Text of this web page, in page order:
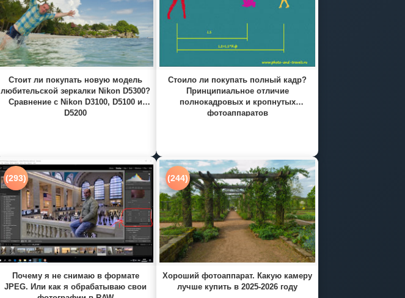
Стоит ли покупать новую модель
любительской зеркалки Nikon D5300?
Сравнение с Nikon D3100, D5100 и
D5200
Стоило ли покупать полный кадр?
Принципиальное отличие
полнокадровых и кропнутых
фотоаппаратов
(293)
Почему я не снимаю в формате
JPEG. Или как я обрабатываю свои
(244)
Хороший фотоаппарат. Какую камеру
лучше купить в 2025-2026 году